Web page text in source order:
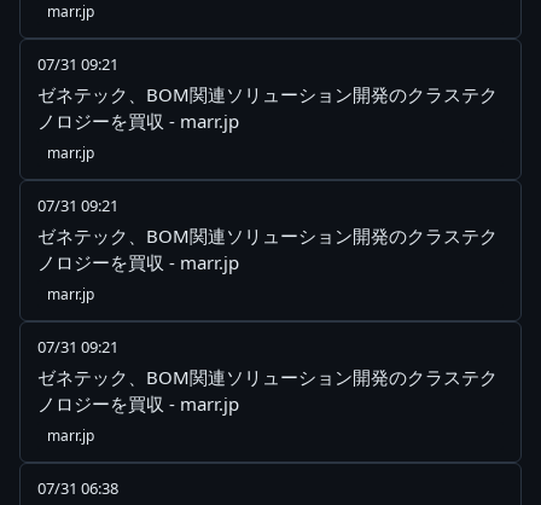
marr.jp
07/31 09:21
ゼネテック、BOM関連ソリューション開発のクラステク
ノロジーを買収 - marr.jp
marr.jp
07/31 09:21
ゼネテック、BOM関連ソリューション開発のクラステク
ノロジーを買収 - marr.jp
marr.jp
07/31 09:21
ゼネテック、BOM関連ソリューション開発のクラステク
ノロジーを買収 - marr.jp
marr.jp
07/31 06:38